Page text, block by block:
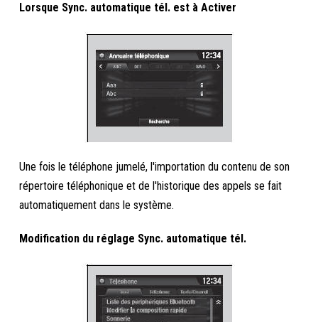
Lorsque Sync. automatique tél. est à Activer
Une fois le téléphone jumelé, l'importation du contenu de son
répertoire téléphonique et de l'historique des appels se fait
automatiquement dans le système.
Modification du réglage Sync. automatique tél.